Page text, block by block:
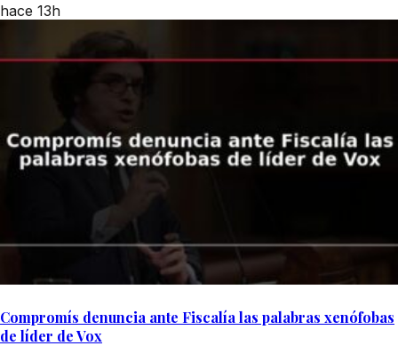
hace 13h
Compromís denuncia ante Fiscalía las palabras xenófobas
de líder de Vox